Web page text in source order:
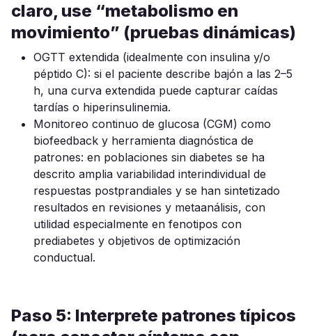
claro, use “metabolismo en
movimiento” (pruebas dinámicas)
OGTT extendida (idealmente con insulina y/o
péptido C): si el paciente describe bajón a las 2–5
h, una curva extendida puede capturar caídas
tardías o hiperinsulinemia.
Monitoreo continuo de glucosa (CGM) como
biofeedback y herramienta diagnóstica de
patrones: en poblaciones sin diabetes se ha
descrito amplia variabilidad interindividual de
respuestas postprandiales y se han sintetizado
resultados en revisiones y metaanálisis, con
utilidad especialmente en fenotipos con
prediabetes y objetivos de optimización
conductual.
Paso 5: Interprete patrones típicos